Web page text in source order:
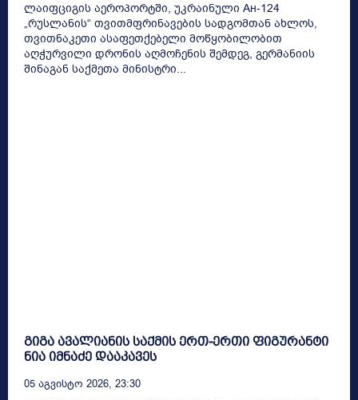
ლაიფციგის აეროპორტში, უკრაინული Ан-124
„რუსლანის“ თვითმფრინავების სადგომთან ახლოს,
თვითნაკეთი ასაფეთქებელი მოწყობილობით
აღჭურვილი დრონის აღმოჩენის შემდეგ, გერმანიის
შინაგან საქმეთა მინისტრი...
გიგა ავალიანის საქმის ერთ-ერთი ფიგურანტი
ნია იმნაძე დააკავეს
05 Აგვისტო 2026, 23:30